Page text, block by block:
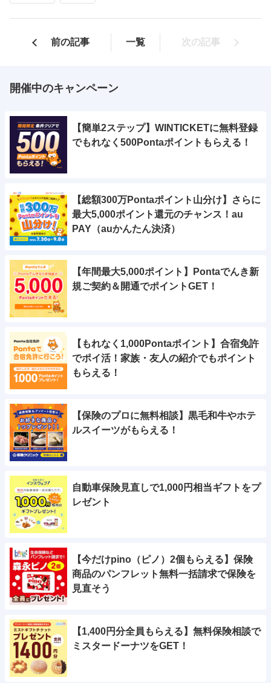
前の記事 一覧 次の記事
開催中のキャンペーン
【簡単2ステップ】WINTICKETに無料登録
でもれなく500Pontaポイントもらえる！
【総額300万Pontaポイント山分け】さらに
最大5,000ポイント還元のチャンス！au
PAY（auかんたん決済）
【年間最大5,000ポイント】Pontaでんき新
規ご契約＆開通でポイントGET！
【もれなく1,000Pontaポイント】合宿免許
でポイ活！家族・友人の紹介でもポイント
もらえる！
【保険のプロに無料相談】黒毛和牛やホテ
ルスイーツがもらえる！
自動車保険見直しで1,000円相当ギフトをプ
レゼント
【今だけpino（ピノ）2個もらえる】保険
商品のパンフレット無料一括請求で保険を
見直そう
【1,400円分全員もらえる】無料保険相談で
ミスタードーナツをGET！